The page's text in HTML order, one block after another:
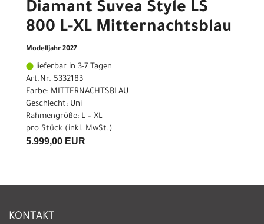
Diamant Suvea Style LS
800 L-XL Mitternachtsblau
Modelljahr 2027
lieferbar in 3-7 Tagen
Art.Nr. 5332183
Farbe: MITTERNACHTSBLAU
Geschlecht: Uni
Rahmengröße: L – XL
pro Stück (inkl. MwSt.)
5.999,00 EUR
KONTAKT